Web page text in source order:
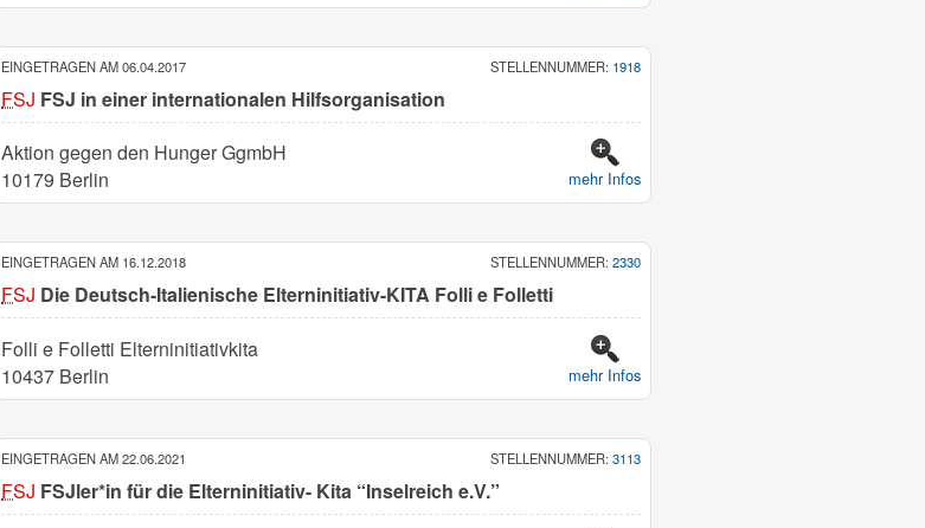
EINGETRAGEN AM 06.04.2017 STELLENNUMMER: 1918
FSJ FSJ in einer internationalen Hilfsorganisation
Aktion gegen den Hunger GgmbH
10179 Berlin
mehr Infos
EINGETRAGEN AM 16.12.2018 STELLENNUMMER: 2330
FSJ Die Deutsch-Italienische Elterninitiativ-KITA Folli e Folletti
Folli e Folletti Elterninitiativkita
10437 Berlin
mehr Infos
EINGETRAGEN AM 22.06.2021 STELLENNUMMER: 3113
FSJ FSJler*in für die Elterninitiativ- Kita “Inselreich e.V.”